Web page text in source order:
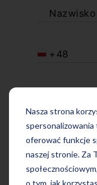
Nasza strona
spersonalizowania
oferować funkcje
naszej stronie. Za
o tym, jak
Nazwisko
+48